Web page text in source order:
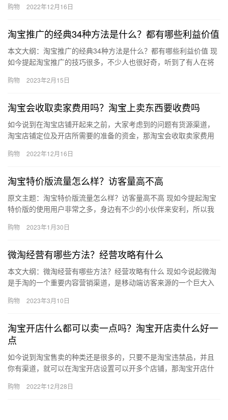
吧。淘宝…
购物 2022年12月16日
淘宝推广的经典34种方法是什么？都有哪些利益价值
本文大纲：淘宝推广的经典34种方法是什么？都有哪些利益价值 现
如今提起淘宝推广的技巧很多，不少人也很好奇，听到了有人在将
购物 2023年2月15日
淘宝会收取卖家费用吗？淘宝上卖东西要收费吗
如今说到在淘宝店铺开起来之前，大家考虑到的问题有货源渠道，
淘宝店铺定位及开店所需要的准备的资金，那淘宝会收取卖家费用
吗？ …
购物 2022年12月16日
淘宝特价版流量怎么样？访客量高不高
原文主题：淘宝特价版流量怎么样？访客量高不高 现如今提起淘宝
特价版的使用用户非常之多，身边有不少的小伙伴来安利，所以我
特价…
购物 2023年1月30日
微淘经营有哪些方法？经营攻略有什么
本文大纲：微淘经营有哪些方法？经营攻略有什么 现如今说起微淘
是手淘的一个重要内容营销渠道，是移动端访客来源的一个巨大入
略，…
购物 2023年3月10日
淘宝开店什么都可以卖一点吗？淘宝开店卖什么好一
点
如今说到淘宝售卖的种类还是很多的，只要不是淘宝违禁品，并且
你有渠道，就可以在淘宝开店设置可以开多个店铺，那淘宝开店什
店什…
购物 2022年12月28日